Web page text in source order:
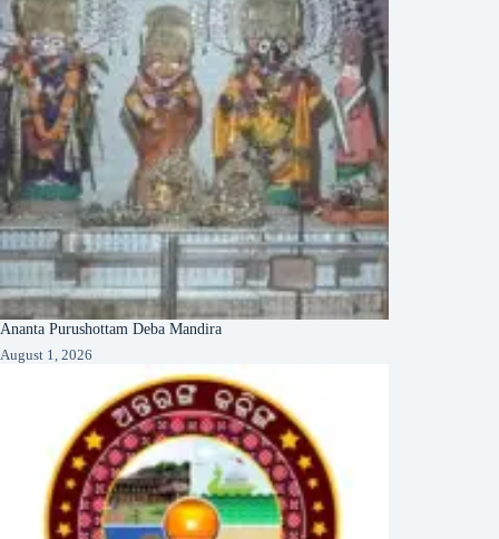
Ananta Purushottam Deba Mandira
August 1, 2026